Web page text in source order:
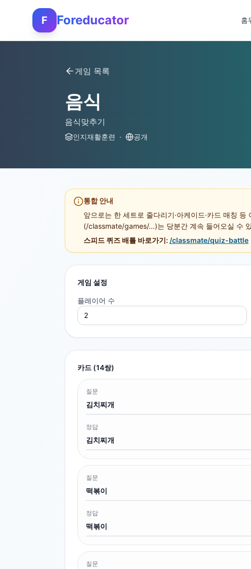
F Foreducator 홈
게임 목록
음식
음식맞추기
인지재활훈련 · 공개
통합 안내
앞으로는 한 세트로 줄다리기·아케이드·카드 매칭
(/classmate/games/...)는 당분간 계속 들어오실 수
스피드 퀴즈 배틀 바로가기: /classmate/quiz-battle
게임 설정
플레이어 수
카드 (14쌍)
질문
김치찌개
정답
김치찌개
질문
떡볶이
정답
떡볶이
질문